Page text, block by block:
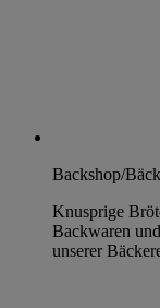
Backshop/
Knusprige
Backwaren
unserer